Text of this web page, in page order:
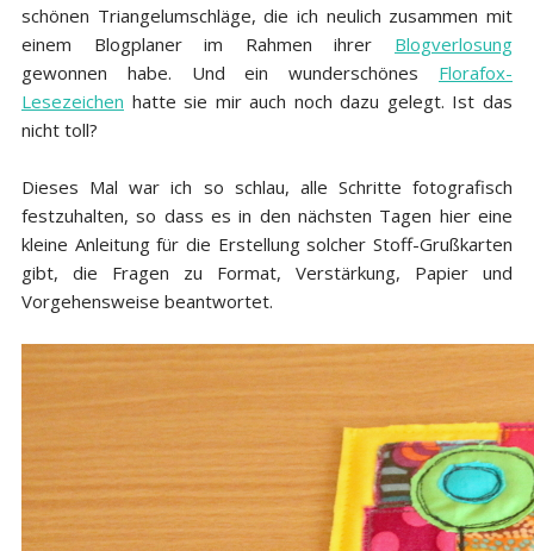
schönen Triangelumschläge, die ich neulich zusammen mit
einem Blogplaner im Rahmen ihrer Blogverlosung
gewonnen habe. Und ein wunderschönes Florafox-
Lesezeichen hatte sie mir auch noch dazu gelegt. Ist das
nicht toll?
Dieses Mal war ich so schlau, alle Schritte fotografisch
festzuhalten, so dass es in den nächsten Tagen hier eine
kleine Anleitung für die Erstellung solcher Stoff-Grußkarten
gibt, die Fragen zu Format, Verstärkung, Papier und
Vorgehensweise beantwortet.